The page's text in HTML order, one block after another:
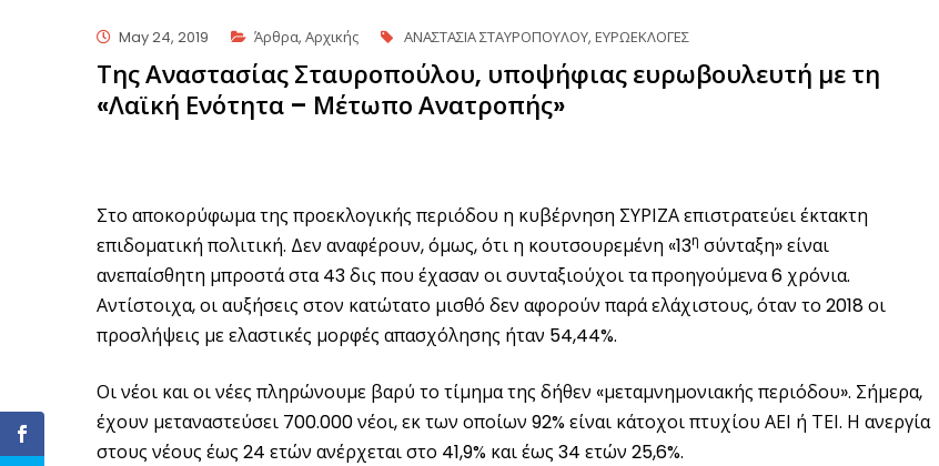
May 24, 2019 Άρθρα, Αρχικής ΑΝΑΣΤΑΣΙΑ ΣΤΑΥΡΟΠΟΥΛΟΥ, ΕΥΡΩΕΚΛΟΓΕΣ
Της Αναστασίας Σταυροπούλου, υποψήφιας ευρωβουλευτή με τη
«Λαϊκή Ενότητα – Μέτωπο Ανατροπής»
Στο αποκορύφωμα της προεκλογικής περιόδου η κυβέρνηση ΣΥΡΙΖΑ επιστρατεύει έκτακτη
επιδοματική πολιτική. Δεν αναφέρουν, όμως, ότι η κουτσουρεμένη «13η σύνταξη» είναι
ανεπαίσθητη μπροστά στα 43 δις που έχασαν οι συνταξιούχοι τα προηγούμενα 6 χρόνια.
Αντίστοιχα, οι αυξήσεις στον κατώτατο μισθό δεν αφορούν παρά ελάχιστους, όταν το 2018 οι
προσλήψεις με ελαστικές μορφές απασχόλησης ήταν 54,44%.
Οι νέοι και οι νέες πληρώνουμε βαρύ το τίμημα της δήθεν «μεταμνημονιακής περιόδου». Σήμερα,
έχουν μεταναστεύσει 700.000 νέοι, εκ των οποίων 92% είναι κάτοχοι πτυχίου ΑΕΙ ή ΤΕΙ. Η ανεργία
στους νέους έως 24 ετών ανέρχεται στο 41,9% και έως 34 ετών 25,6%.